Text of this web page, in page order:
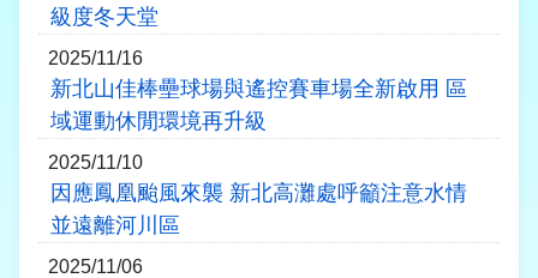
級度冬天堂
2025/11/16
新北山佳棒壘球場與遙控賽車場全新啟用 區
域運動休閒環境再升級
2025/11/10
因應鳳凰颱風來襲 新北高灘處呼籲注意水情
並遠離河川區
2025/11/06